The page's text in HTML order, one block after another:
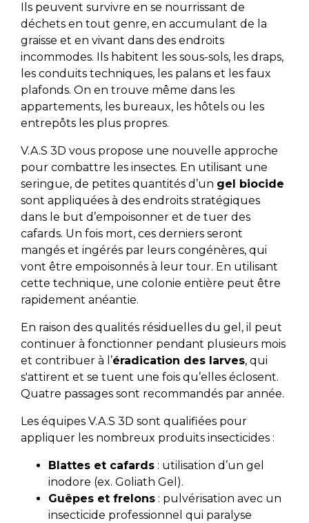
Ils peuvent survivre en se nourrissant de
déchets en tout genre, en accumulant de la
graisse et en vivant dans des endroits
incommodes. Ils habitent les sous-sols, les draps,
les conduits techniques, les palans et les faux
plafonds. On en trouve même dans les
appartements, les bureaux, les hôtels ou les
entrepôts les plus propres.
V.A.S 3D vous propose une nouvelle approche
pour combattre les insectes. En utilisant une
seringue, de petites quantités d’un gel biocide
sont appliquées à des endroits stratégiques
dans le but d’empoisonner et de tuer des
cafards. Un fois mort, ces derniers seront
mangés et ingérés par leurs congénères, qui
vont être empoisonnés à leur tour. En utilisant
cette technique, une colonie entière peut être
rapidement anéantie.
En raison des qualités résiduelles du gel, il peut
continuer à fonctionner pendant plusieurs mois
et contribuer à l’éradication des larves, qui
s'attirent et se tuent une fois qu’elles éclosent.
Quatre passages sont recommandés par année.
Les équipes V.A.S 3D sont qualifiées pour
appliquer les nombreux produits insecticides :
Blattes et cafards: utilisation d’un gel
inodore (ex. Goliath Gel).
Guêpes et frelons: pulvérisation avec un
insecticide professionnel qui paralyse